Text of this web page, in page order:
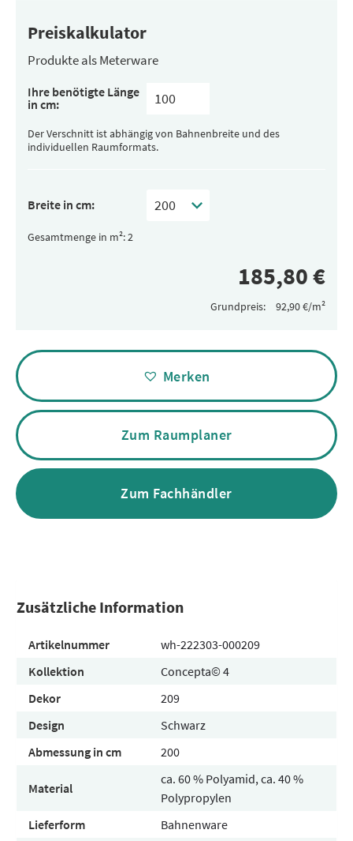
Preiskalkulator
Produkte als Meterware
Ihre benötigte Länge
in cm:
Der Verschnitt ist abhängig von Bahnenbreite und des
individuellen Raumformats.
Breite in cm:
Gesamtmenge in m²:
Grundpreis:
Alternative:
Merken
Zum Raumplaner
Zum Fachhändler
Zusätzliche Information
Artikelnummer
wh-222303-000209
Kollektion
Concepta© 4
Dekor
209
Design
Schwarz
Abmessung in cm
200
Material
ca. 60 % Polyamid, ca. 40 %
Polypropylen
Lieferform
Bahnenware